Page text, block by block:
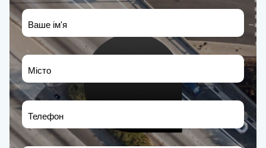
Ваше ім'я
Місто
Телефон